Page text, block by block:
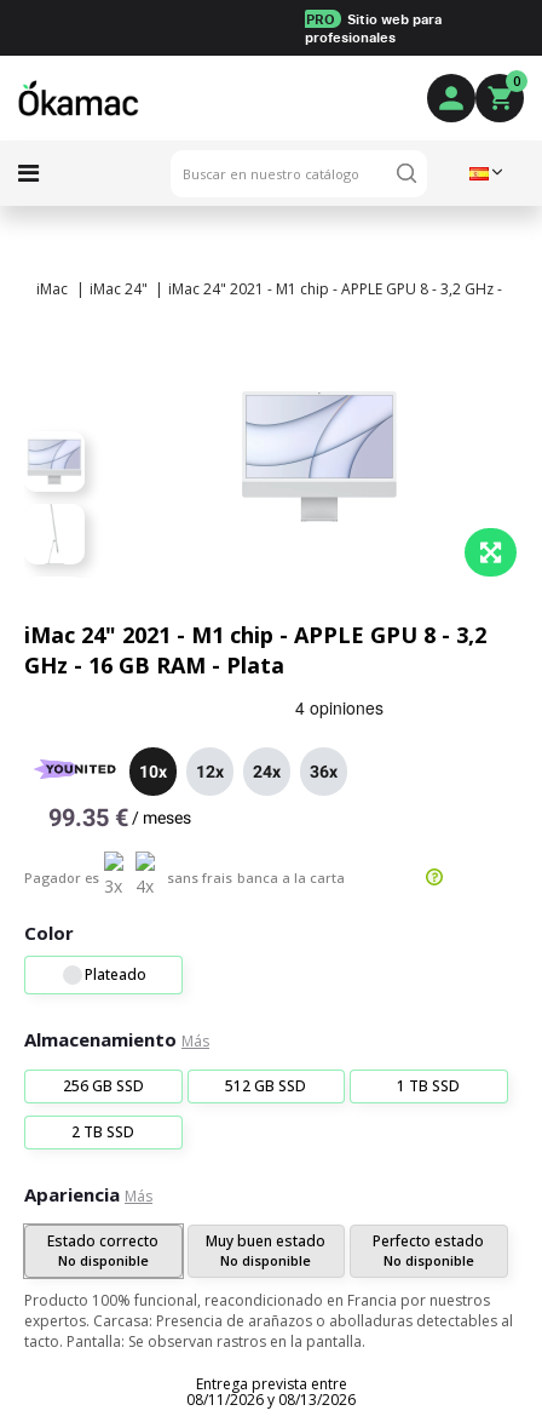
PRO
Sitio web para
profesionales
0
iMac iMac 24" iMac 24" 2021 - M1 chip - APPLE GPU 8 - 3,2 GHz - 16
iMac 24" 2021 - M1 chip - APPLE GPU 8 - 3,2
GHz - 16 GB RAM - Plata
10x 12x 24x 36x
99.35 € / meses
Pagador es sans frais banca a la carta
Color
Plateado
Almacenamiento Más
256 GB SSD 512 GB SSD 1 TB SSD
2 TB SSD
Apariencia Más
Estado correcto
No disponible
Muy buen estado
No disponible
Perfecto estado
No disponible
Producto 100% funcional, reacondicionado en Francia por nuestros
expertos. Carcasa: Presencia de arañazos o abolladuras detectables al
tacto. Pantalla: Se observan rastros en la pantalla.
Entrega prevista entre
08/11/2026 y 08/13/2026